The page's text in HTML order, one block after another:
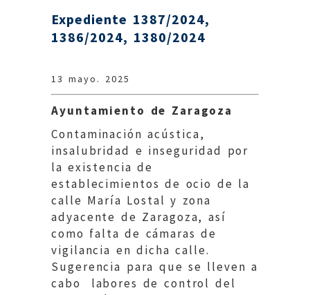
Expediente 1387/2024,
1386/2024, 1380/2024
13 mayo. 2025
Ayuntamiento de Zaragoza
Contaminación acústica,
insalubridad e inseguridad por
la existencia de
establecimientos de ocio de la
calle María Lostal y zona
adyacente de Zaragoza, así
como falta de cámaras de
vigilancia en dicha calle.
Sugerencia para que se lleven a
cabo labores de control del